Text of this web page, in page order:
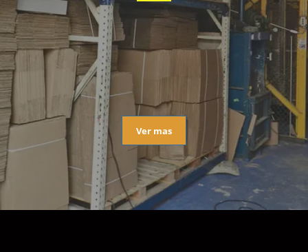
Ver mas